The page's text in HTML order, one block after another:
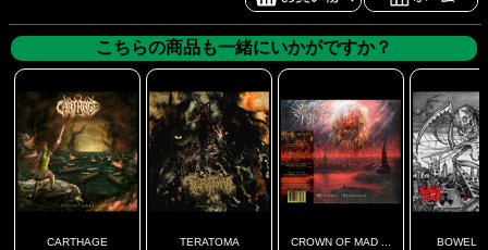
こちらの商品も一緒にいかがですか？
CARTHAGE
TERATOMA
CROWN OF MAD ...
BOWEL